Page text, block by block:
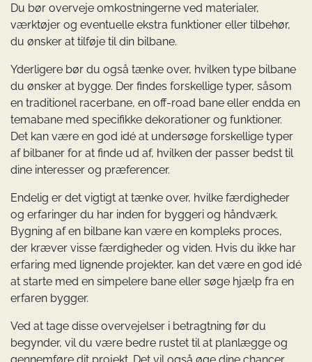
Du bør overveje omkostningerne ved materialer,
værktøjer og eventuelle ekstra funktioner eller tilbehør,
du ønsker at tilføje til din bilbane.
Yderligere bør du også tænke over, hvilken type bilbane
du ønsker at bygge. Der findes forskellige typer, såsom
en traditionel racerbane, en off-road bane eller endda en
temabane med specifikke dekorationer og funktioner.
Det kan være en god idé at undersøge forskellige typer
af bilbaner for at finde ud af, hvilken der passer bedst til
dine interesser og præferencer.
Endelig er det vigtigt at tænke over, hvilke færdigheder
og erfaringer du har inden for byggeri og håndværk.
Bygning af en bilbane kan være en kompleks proces,
der kræver visse færdigheder og viden. Hvis du ikke har
erfaring med lignende projekter, kan det være en god idé
at starte med en simpelere bane eller søge hjælp fra en
erfaren bygger.
Ved at tage disse overvejelser i betragtning før du
begynder, vil du være bedre rustet til at planlægge og